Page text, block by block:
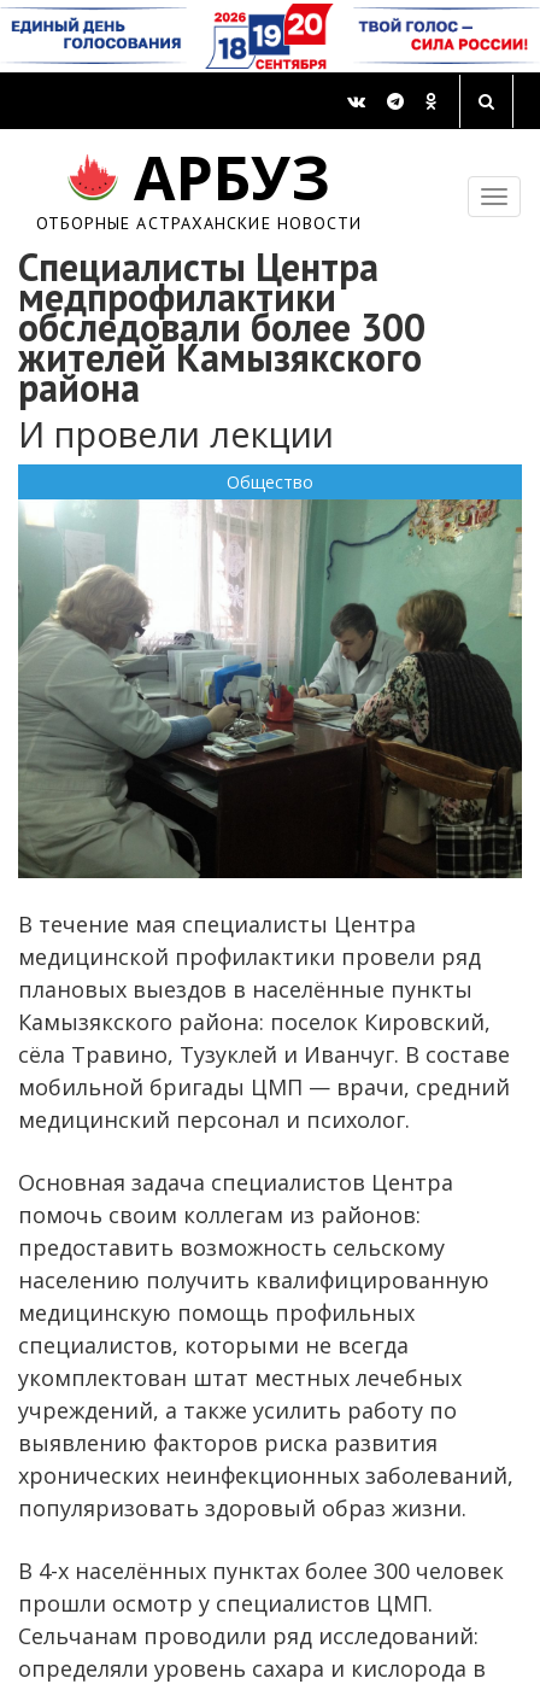
АРБУЗ
ОТБОРНЫЕ АСТРАХАНСКИЕ НОВОСТИ
Специалисты Центра
медпрофилактики
обследовали более 300
жителей Камызякского
района
И провели лекции
Общество
В течение мая специалисты Центра
медицинской профилактики провели ряд
плановых выездов в населённые пункты
Камызякского района: поселок Кировский,
сёла Травино, Тузуклей и Иванчуг. В составе
мобильной бригады ЦМП — врачи, средний
медицинский персонал и психолог.
Основная задача специалистов Центра
помочь своим коллегам из районов:
предоставить возможность сельскому
населению получить квалифицированную
медицинскую помощь профильных
специалистов, которыми не всегда
укомплектован штат местных лечебных
учреждений, а также усилить работу по
выявлению факторов риска развития
хронических неинфекционных заболеваний,
популяризовать здоровый образ жизни.
В 4-х населённых пунктах более 300 человек
прошли осмотр у специалистов ЦМП.
Сельчанам проводили ряд исследований:
определяли уровень сахара и кислорода в